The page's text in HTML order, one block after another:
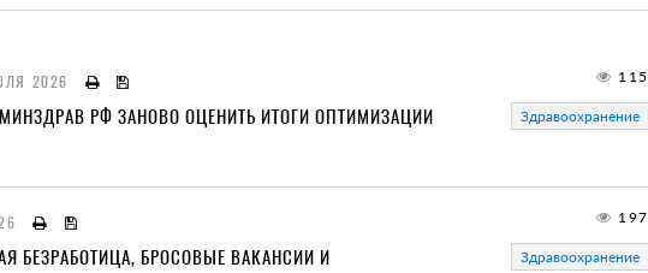
2026 115
РФ ЗАНОВО ОЦЕНИТЬ ИТОГИ ОПТИМИЗАЦИИ
Здравоохранение
197
БЕЗРАБОТИЦА, БРОСОВЫЕ ВАКАНСИИ И
Здравоохранение